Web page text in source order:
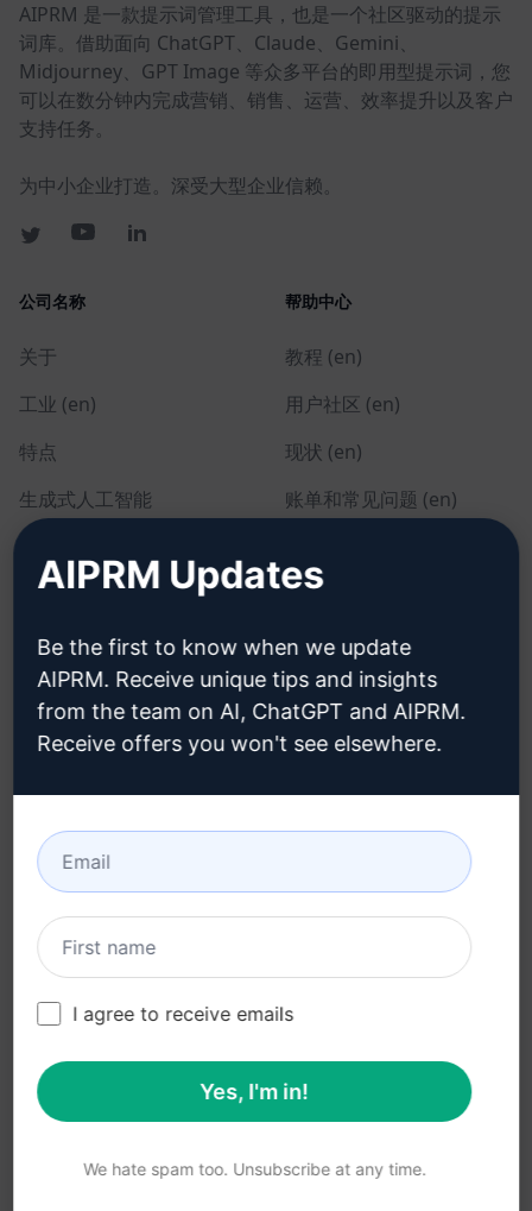
AIPRM 是一款提示词管理工具，也是一个社区驱动的提示
词库。借助面向 ChatGPT、Claude、Gemini、
Midjourney、GPT Image 等众多平台的即用型提示词，您
可以在数分钟内完成营销、销售、运营、效率提升以及客户
支持任务。
为中小企业打造。深受大型企业信赖。
公司名称
关于
工业 (en)
特点
生成式人工智能
团队定价 (en)
Blog (en)
帮助中心
教程 (en)
用户社区 (en)
现状 (en)
账单和常见问题 (en)
法律
可接受使用政策 (en)
使用条款 (en)
浏览器扩展术语 (en)
账单条款 (en)
下载
谷歌浏览器 (en)
© 2026
All logos, trademarks, and registered trademarks are the
AIPRM and other related brand names are registered
AIPRM Updates
Be the first to know when we update
AIPRM. Receive unique tips and insights
from the team on AI, ChatGPT and AIPRM.
Receive offers you won't see elsewhere.
I agree to receive emails
Yes, I'm in!
We hate spam too. Unsubscribe at any time.